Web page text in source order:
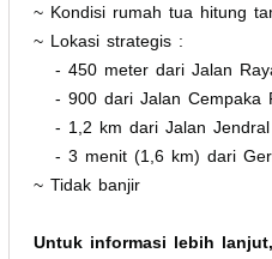
~ Kondisi rumah tua hitung
~ Lokasi strategis :
- 450 meter dari Jalan
- 900 dari Jalan Cempaka
- 1,2 km dari Jalan
- 3 menit (1,6 km) dari
~ Tidak banjir
Untuk informasi lebih